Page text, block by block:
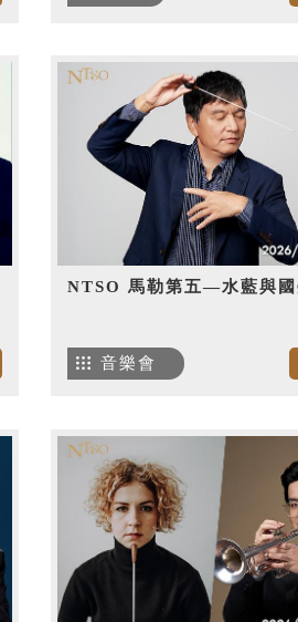
NTSO 馬勒第五—水藍與國
音樂會